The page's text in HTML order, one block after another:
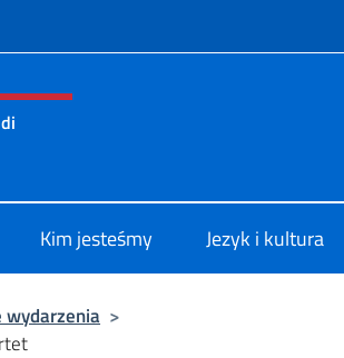
of site
Kim jesteśmy Jezyk i kultura
wydarzenia >